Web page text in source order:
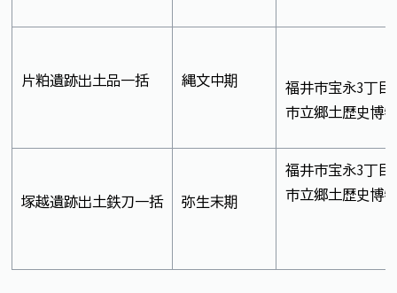
片粕遺跡出土品一括 縄文中期
福井市宝永3丁目
市立郷土歴史博
塚越遺跡出土鉄刀一括 弥生末期
福井市宝永3丁目
市立郷土歴史博